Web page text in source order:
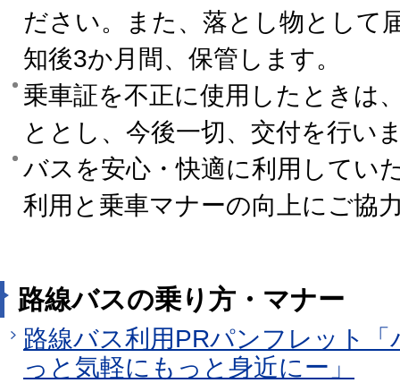
ださい。また、落とし物として
知後3か月間、保管します。
乗車証を不正に使用したときは
ととし、今後一切、交付を行い
バスを安心・快適に利用してい
利用と乗車マナーの向上にご協
路線バスの乗り方・マナー
路線バス利用PRパンフレット
っと気軽にもっと身近にー」